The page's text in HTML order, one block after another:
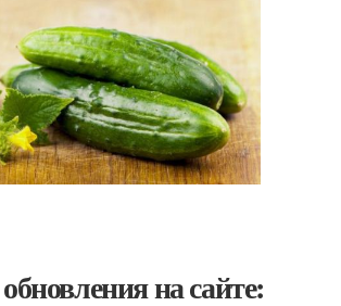
на сайте: